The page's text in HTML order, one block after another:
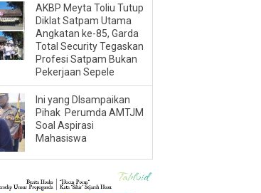
AKBP Meyta Toliu Tutup
Diklat Satpam Utama
Angkatan ke-85, Garda
Total Security Tegaskan
Profesi Satpam Bukan
Pekerjaan Sepele
Ini yang DIsampaikan
Pihak Perumda AMTJM
Soal Aspirasi
Mahasiswa